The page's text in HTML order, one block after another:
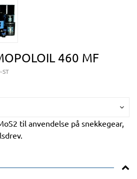
460 MF
ST
til anvendelse på snekkegear,